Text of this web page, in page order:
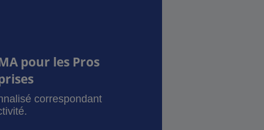
sur mesure, adaptées à vos
pour les Pros
correspondant